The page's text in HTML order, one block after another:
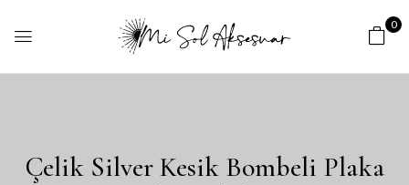
0
Çelik Silver Kesik Bombeli Plaka